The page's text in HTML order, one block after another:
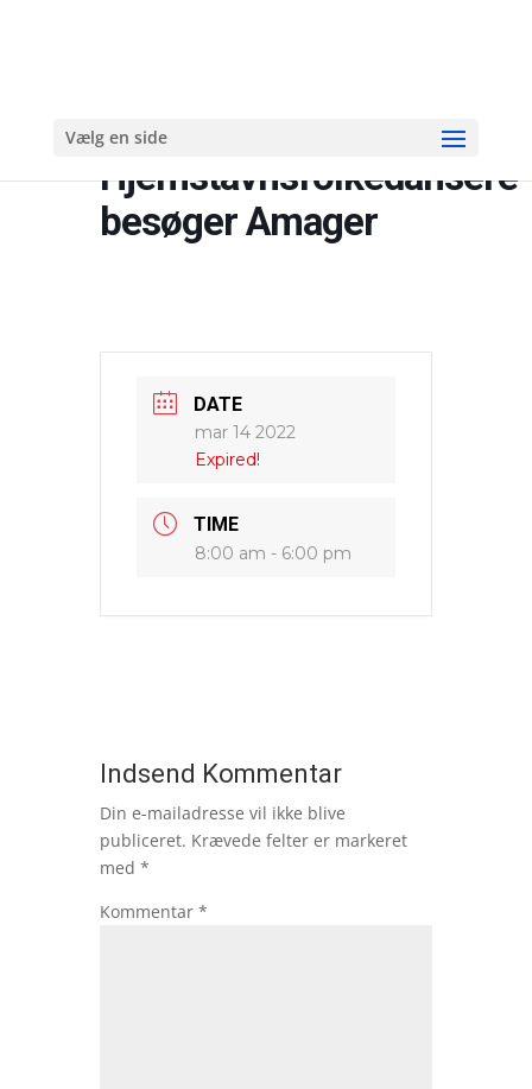
Vælg en side
Hjemstavnsfolkedansere
besøger Amager
DATE
mar 14 2022
Expired!
TIME
8:00 am - 6:00 pm
Indsend Kommentar
Din e-mailadresse vil ikke blive
publiceret. Krævede felter er markeret
med *
Kommentar *